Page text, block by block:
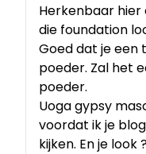
Herkenbaar
die foundation
Goed dat je
poeder. Zal het
poeder.
Uoga gypsy
voordat ik je
kijken. En je look